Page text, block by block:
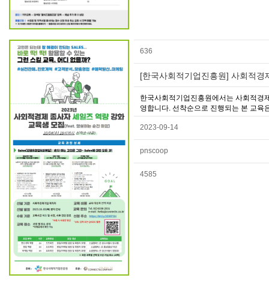
636
[한국사회적기업진흥원] 사회적경
한국사회적기업진흥원에서는 사회적경
영합니다. 선착순으로 진행되는 본 교육
2023-09-14
pnscoop
4585